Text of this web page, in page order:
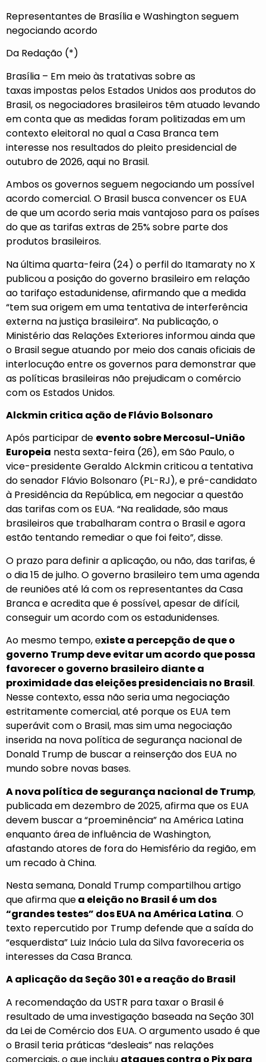
Representantes de Brasília e Washington seguem
negociando acordo
Da Redação (*)
Brasília – Em meio às tratativas sobre as
taxas impostas pelos Estados Unidos aos produtos do
Brasil, os negociadores brasileiros têm atuado levando
em conta que as medidas foram politizadas em um
contexto eleitoral no qual a Casa Branca tem
interesse nos resultados do pleito presidencial de
outubro de 2026, aqui no Brasil.
Ambos os governos seguem negociando um possível
acordo comercial. O Brasil busca convencer os EUA
de que um acordo seria mais vantajoso para os países
do que as tarifas extras de 25% sobre parte dos
produtos brasileiros.
Na última quarta-feira (24) o perfil do Itamaraty no X
publicou a posição do governo brasileiro em relação
ao tarifaço estadunidense, afirmando que a medida
“tem sua origem em uma tentativa de interferência
externa na justiça brasileira”. Na publicação, o
Ministério das Relações Exteriores informou ainda que
o Brasil segue atuando por meio dos canais oficiais de
interlocução entre os governos para demonstrar que
as políticas brasileiras não prejudicam o comércio
com os Estados Unidos.
Alckmin critica ação de Flávio Bolsonaro
Após participar de evento sobre Mercosul-União
Europeia nesta sexta-feira (26), em São Paulo, o
vice-presidente Geraldo Alckmin criticou a tentativa
do senador Flávio Bolsonaro (PL-RJ), e pré-candidato
à Presidência da República, em negociar a questão
das tarifas com os EUA. “Na realidade, são maus
brasileiros que trabalharam contra o Brasil e agora
estão tentando remediar o que foi feito”, disse.
O prazo para definir a aplicação, ou não, das tarifas, é
o dia 15 de julho. O governo brasileiro tem uma agenda
de reuniões até lá com os representantes da Casa
Branca e acredita que é possível, apesar de difícil,
conseguir um acordo com os estadunidenses.
Ao mesmo tempo, existe a percepção de que o
governo Trump deve evitar um acordo que possa
favorecer o governo brasileiro diante a
proximidade das eleições presidenciais no Brasil.
Nesse contexto, essa não seria uma negociação
estritamente comercial, até porque os EUA tem
superávit com o Brasil, mas sim uma negociação
inserida na nova política de segurança nacional de
Donald Trump de buscar a reinserção dos EUA no
mundo sobre novas bases.
A nova política de segurança nacional de Trump,
publicada em dezembro de 2025, afirma que os EUA
devem buscar a “proeminência” na América Latina
enquanto área de influência de Washington,
afastando atores de fora do Hemisfério da região, em
um recado à China.
Nesta semana, Donald Trump compartilhou artigo
que afirma quea eleição no Brasil é um dos
“grandes testes” dos EUA na América Latina. O
texto repercutido por Trump defende que a saída do
“esquerdista” Luiz Inácio Lula da Silva favoreceria os
interesses da Casa Branca.
A aplicação da Seção 301 e a reação do Brasil
A recomendação da USTR para taxar o Brasil é
resultado de uma investigação baseada na Seção 301
da Lei de Comércio dos EUA. O argumento usado é que
o Brasil teria práticas “desleais” nas relações
comerciais, o que incluiu ataques contra o Pix para